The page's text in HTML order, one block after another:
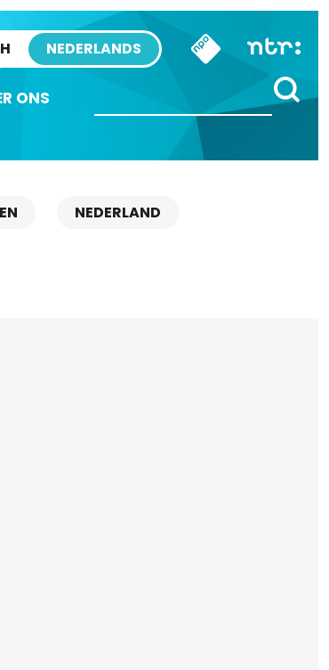
NEDERLANDS
ONS
NEDERLAND